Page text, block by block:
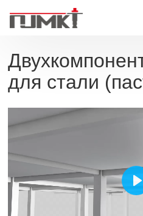
для стали